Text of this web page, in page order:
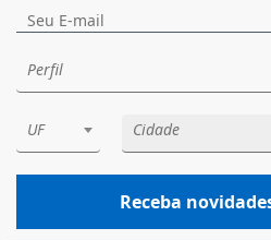
Perfil
UF Cidade
Receba